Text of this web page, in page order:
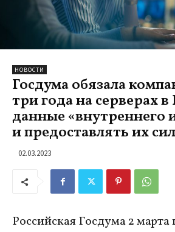
НОВОСТИ
Госдума обязала
три года на серверах в
данные «внутреннего
и предоставлять их
02.03.2023
Российская Госдума 2 марта